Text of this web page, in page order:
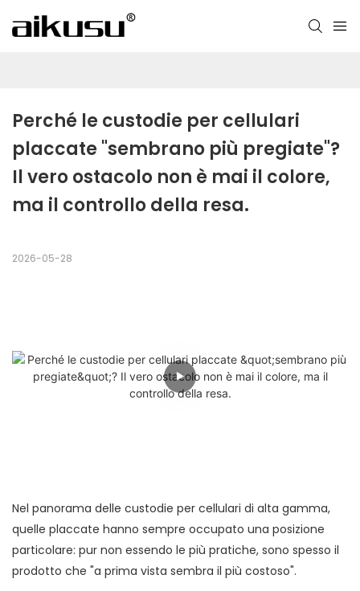
Perché le custodie per cellulari
placcate "sembrano più pregiate"?
Il vero ostacolo non è mai il colore,
ma il controllo della resa.
2026-05-28
Nel panorama delle custodie per cellulari di alta gamma,
quelle placcate hanno sempre occupato una posizione
particolare: pur non essendo le più pratiche, sono spesso il
prodotto che "a prima vista sembra il più costoso".